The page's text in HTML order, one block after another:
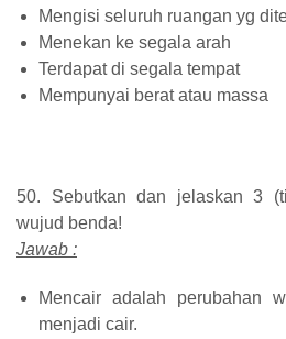
Mengisi seluruh ruangan yg
Menekan ke segala arah
Terdapat di segala tempat
Mempunyai berat atau massa
50. Sebutkan dan jelaskan 3
wujud benda!
Jawab :
Mencair adalah perubahan
menjadi cair.